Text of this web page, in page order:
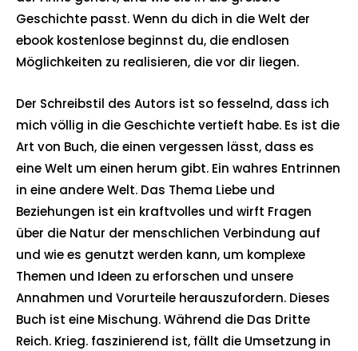
Geschichte passt. Wenn du dich in die Welt der
ebook kostenlose beginnst du, die endlosen
Möglichkeiten zu realisieren, die vor dir liegen.
Der Schreibstil des Autors ist so fesselnd, dass ich
mich völlig in die Geschichte vertieft habe. Es ist die
Art von Buch, die einen vergessen lässt, dass es
eine Welt um einen herum gibt. Ein wahres Entrinnen
in eine andere Welt. Das Thema Liebe und
Beziehungen ist ein kraftvolles und wirft Fragen
über die Natur der menschlichen Verbindung auf
und wie es genutzt werden kann, um komplexe
Themen und Ideen zu erforschen und unsere
Annahmen und Vorurteile herauszufordern. Dieses
Buch ist eine Mischung. Während die Das Dritte
Reich. Krieg. faszinierend ist, fällt die Umsetzung in